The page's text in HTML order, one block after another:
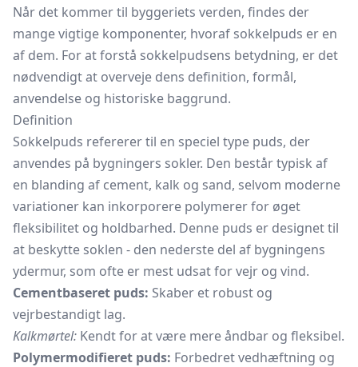
Når det kommer til byggeriets verden, findes der
mange vigtige komponenter, hvoraf sokkelpuds er en
af dem. For at forstå sokkelpudsens betydning, er det
nødvendigt at overveje dens definition, formål,
anvendelse og historiske baggrund.
Definition
Sokkelpuds refererer til en speciel type puds, der
anvendes på bygningers sokler. Den består typisk af
en blanding af cement, kalk og sand, selvom moderne
variationer kan inkorporere polymerer for øget
fleksibilitet og holdbarhed. Denne puds er designet til
at beskytte soklen - den nederste del af bygningens
ydermur, som ofte er mest udsat for vejr og vind.
Cementbaseret puds: Skaber et robust og
vejrbestandigt lag.
Kalkmørtel: Kendt for at være mere åndbar og fleksibel.
Polymermodifieret puds: Forbedret vedhæftning og